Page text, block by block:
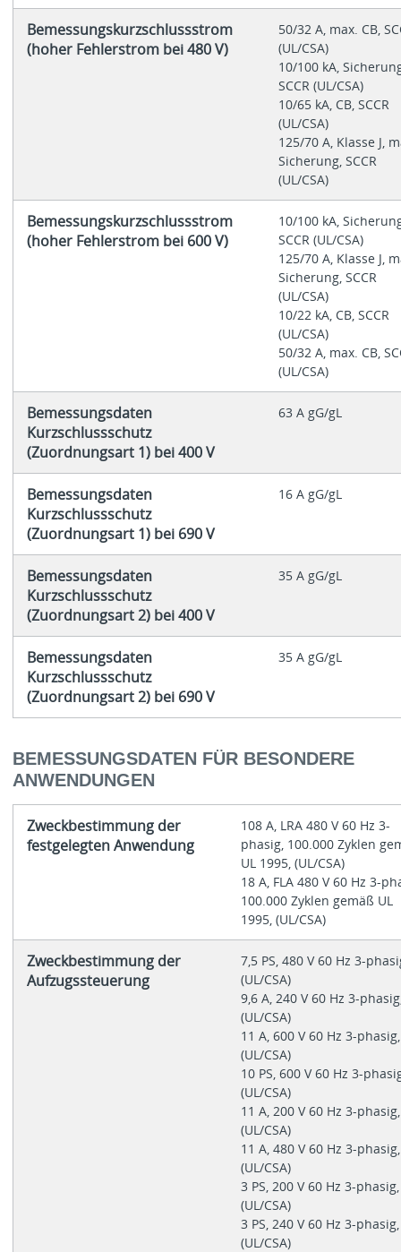
Bemessungskurzschlussstrom
(hoher Fehlerstrom bei 480 V)
50/32 A, max. CB,
(UL/CSA)
10/100 kA,
SCCR (UL/CSA)
10/65 kA, CB, SCCR
(UL/CSA)
125/70 A, Klasse J,
Sicherung, SCCR
(UL/CSA)
Bemessungskurzschlussstrom
(hoher Fehlerstrom bei 600 V)
10/100 kA,
SCCR (UL/CSA)
125/70 A, Klasse J,
Sicherung, SCCR
(UL/CSA)
10/22 kA, CB, SCCR
(UL/CSA)
50/32 A, max. CB,
(UL/CSA)
Bemessungsdaten
Kurzschlussschutz
(Zuordnungsart 1) bei 400 V
63 A gG/gL
Bemessungsdaten
Kurzschlussschutz
(Zuordnungsart 1) bei 690 V
16 A gG/gL
Bemessungsdaten
Kurzschlussschutz
(Zuordnungsart 2) bei 400 V
35 A gG/gL
Bemessungsdaten
Kurzschlussschutz
(Zuordnungsart 2) bei 690 V
35 A gG/gL
BEMESSUNGSDATEN FÜR BESONDERE
ANWENDUNGEN
Zweckbestimmung der
festgelegten Anwendung
108 A, LRA 480 V 60 Hz 3-
phasig, 100.000 Zyklen
UL 1995, (UL/CSA)
18 A, FLA 480 V 60 Hz 3-
100.000 Zyklen gemäß UL
1995, (UL/CSA)
Zweckbestimmung der
Aufzugssteuerung
7,5 PS, 480 V 60 Hz 3-
(UL/CSA)
9,6 A, 240 V 60 Hz 3-
(UL/CSA)
11 A, 600 V 60 Hz 3-phasig,
(UL/CSA)
10 PS, 600 V 60 Hz 3-
(UL/CSA)
11 A, 200 V 60 Hz 3-phasig,
(UL/CSA)
11 A, 480 V 60 Hz 3-phasig,
(UL/CSA)
3 PS, 200 V 60 Hz 3-phasig,
(UL/CSA)
3 PS, 240 V 60 Hz 3-phasig,
(UL/CSA)